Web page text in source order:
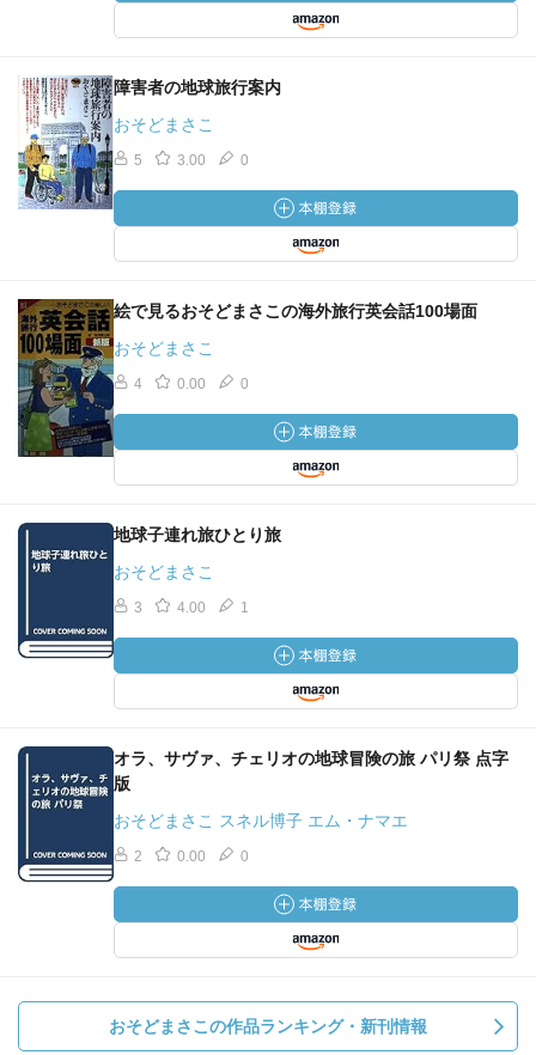
障害者の地球旅行案内
おそどまさこ
5 3.00 0
絵で見るおそどまさこの海外旅行英会話100場面
おそどまさこ
4 0.00 0
地球子連れ旅ひとり旅
おそどまさこ
3 4.00 1
オラ、サヴァ、チェリオの地球冒険の旅 パリ祭 点字
版
おそどまさこ スネル博子 エム・ナマエ
2 0.00 0
おそどまさこの作品ランキング・新刊情報